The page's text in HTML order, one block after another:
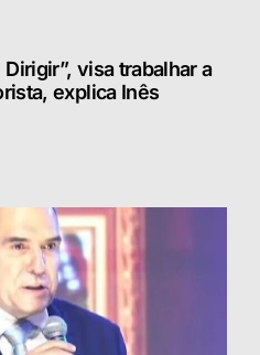
visa trabalhar a
explica Inês